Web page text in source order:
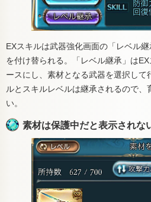
EXスキルは武器強化画面の「レベル
を付け替られる。「レベル継承」は
ースにし、素材となる武器を選択し
ルとスキルレベルは継承されるので
い。
素材は保護中だと表示されな